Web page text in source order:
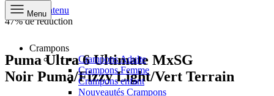
Aller au contenu
Menu
Crampons
Crampons Adulte
Crampons Femme
Crampons enfant
Nouveautés Crampons
47% de réduction
Puma Ultra 6 Ultimate MxSG
Noir Puma/Fizzy Light/Vert Terrain